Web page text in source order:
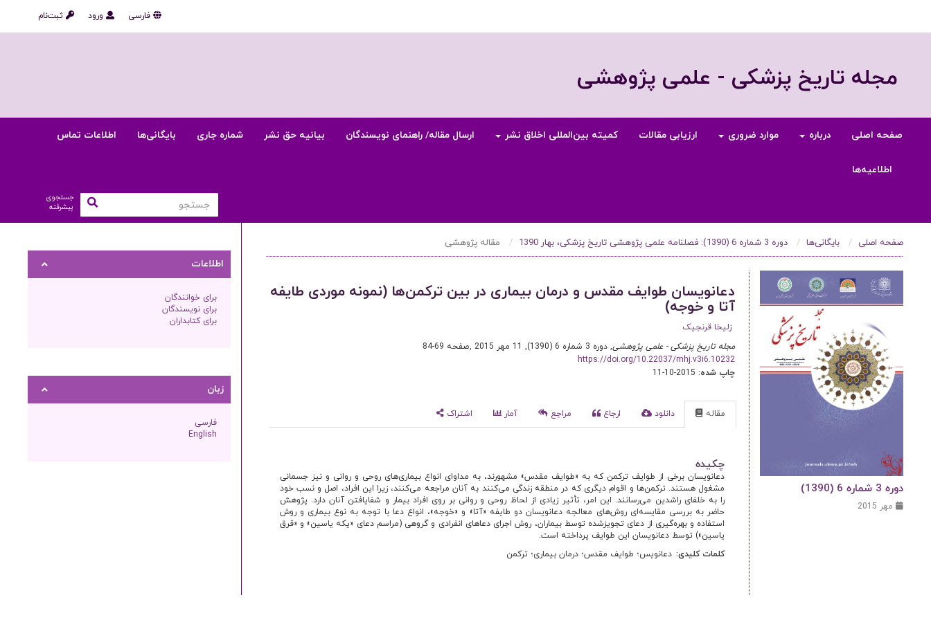
ثبت‌نام ورود فارسی
مجله تاریخ پزشکی - علمی پژوهشی
صفحه اصلی درباره موارد ضروری ارزیابی مقالات کمیته بین‌المللی اخلاق نشر ارسال مقاله/ راهنمای نویسندگان بیانیه حق نشر شماره جاری بایگانی‌ها اطلاعات تماس
اطلاعیه‌ها
جستجوی
پیشرفته
صفحه اصلی بایگانی‌ها دوره 3 شماره 6 (1390): فصلنامه علمی پژوهشی تاریخ پزشکی، بهار 1390 مقاله پژوهشی
دوره 3 شماره 6 (1390)
مهر 2015
دعانویسان طوایف مقدس و درمان بیماری در بین ترکمن‌ها (نمونه موردی طایفه
آتا و خوجه)
زلیخا قرنجیک
مجله تاریخ پزشکی - علمی پژوهشی, دوره 3 شماره 6 (1390), 11 مهر 2015 ,صفحه 69-84
https://doi.org/10.22037/mhj.v3i6.10232
چاپ شده:2015-10-11
مقاله دانلود ارجاع مراجع آمار اشتراک
چکیده
دعانویسان برخی از طوایف ترکمن که به «طوایف مقدس» مشهورند، به مداوای انواع بیماری‌های روحی و روانی و نیز جسمانی
مشغول هستند. ترکمن‌ها و اقوام دیگری که در منطقه زندگی می‌کنند به آنان مراجعه می‌کنند، زیرا این افراد، اصل و نسب خود
را به خلفای راشدین می‌رسانند. این امر، تأثیر زیادی از لحاظ روحی و روانی بر روی افراد بیمار و شفایافتن آنان دارد. پژوهش
حاضر به بررسی مقایسه‌ای روش‌های معالجه دعانویسان دو طایفه «آتا» و «خوجه»، انواع دعا با توجه به نوع بیماری و روش
استفاده و بهره‌گیری از دعای تجویزشده توسط بیماران، روش اجرای دعاهای انفرادی و گروهی (مراسم دعای «یکه یاسین» و «قرق
یاسین») توسط دعانویسان این طوایف پرداخته است.
کلمات کلیدی: دعانویس؛ طوایف مقدس؛ درمان بیماری؛ ترکمن
اطلاعات
برای خوانندگان
برای نویسندگان
برای کتابداران
زبان
فارسی
English